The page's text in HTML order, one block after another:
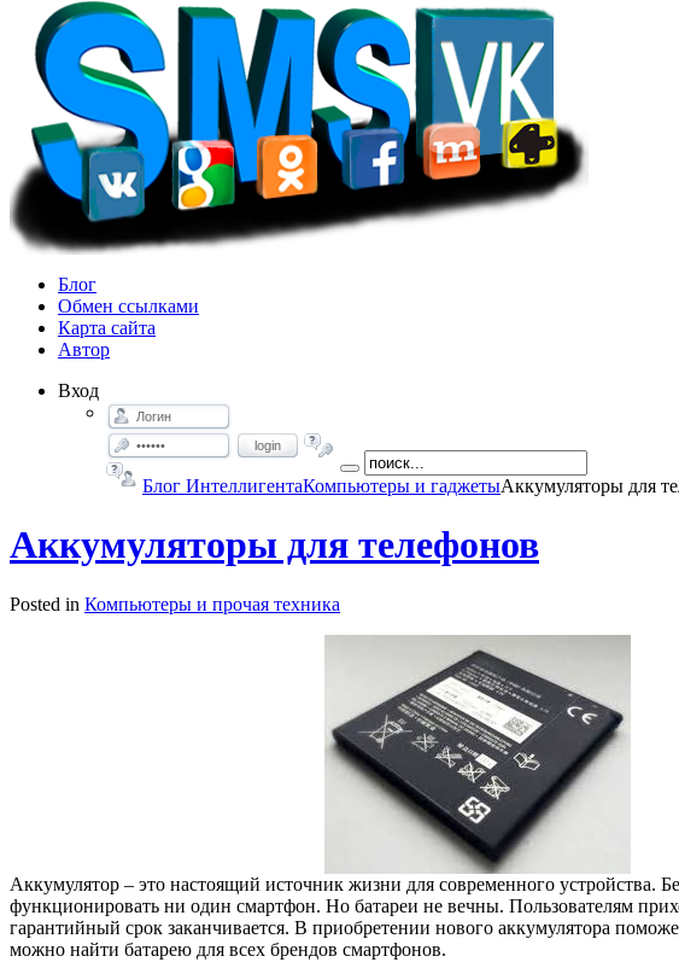
Блог
Обмен ссылками
Карта сайта
Автор
Вход
login
Блог ИнтеллигентаКомпьютеры и гаджетыАккумуляторы для
Аккумуляторы для телефонов
Posted in Компьютеры и прочая техника
Аккумулятор – это настоящий источник жизни для современного устройства.
функционировать ни один смартфон. Но батареи не вечны. Пользователям
гарантийный срок заканчивается. В приобретении нового аккумулятора
можно найти батарею для всех брендов смартфонов.